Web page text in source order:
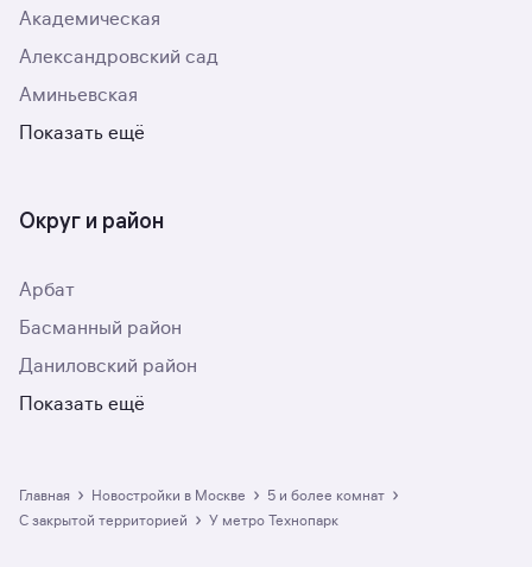
Академическая
Александровский сад
Аминьевская
Показать ещё
Округ и район
Арбат
Басманный район
Даниловский район
Показать ещё
Главная › Новостройки в Москве › 5 и более комнат ›
с закрытой территорией › у метро Технопарк